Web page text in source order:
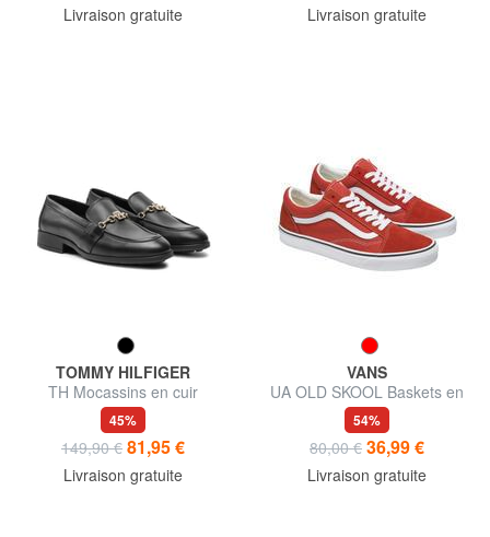
Livraison gratuite Livraison gratuite
TOMMY HILFIGER
TH Mocassins en cuir
45%
149,90 € 81,95 €
Livraison gratuite
VANS
UA OLD SKOOL Baskets en
cuir
54%
80,00 € 36,99 €
Livraison gratuite